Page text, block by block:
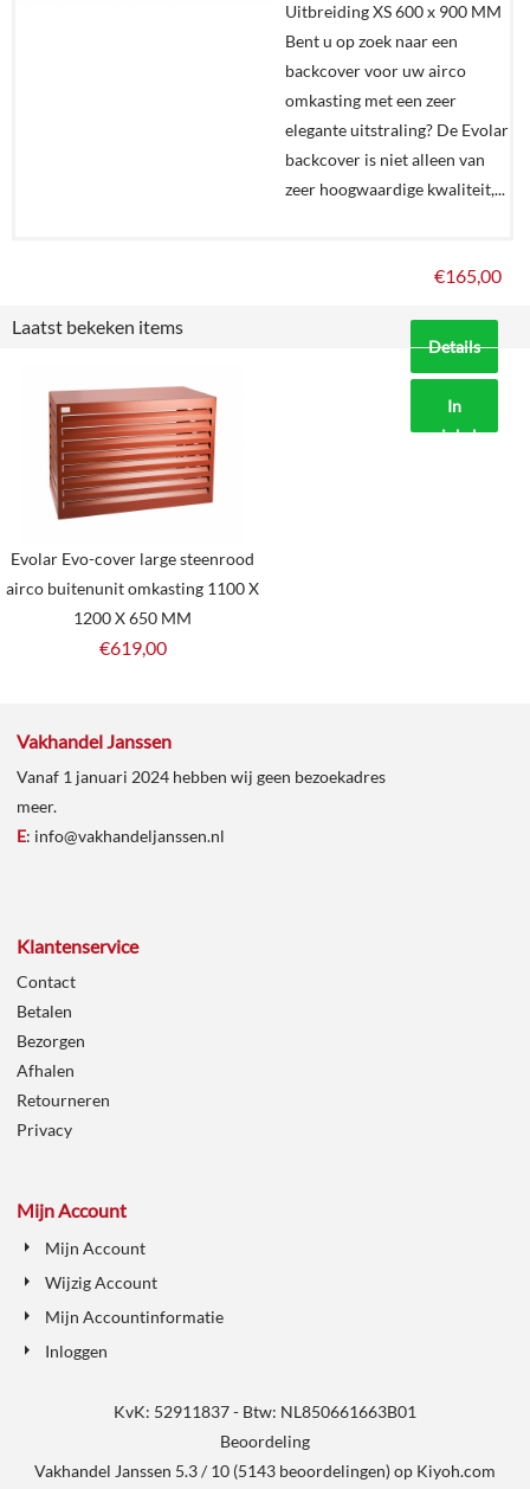
Uitbreiding XS 600 x 900 MM
Bent u op zoek naar een
backcover voor uw airco
omkasting met een zeer
elegante uitstraling? De Evolar
backcover is niet alleen van
zeer hoogwaardige kwaliteit,...
€165,00
Details
In
winkelmand
Laatst bekeken items
Evolar Evo-cover large steenrood
airco buitenunit omkasting 1100 X
1200 X 650 MM
€619,00
Vakhandel Janssen
Vanaf 1 januari 2024 hebben wij geen bezoekadres
meer.
E: info@vakhandeljanssen.nl
Klantenservice
Contact
Betalen
Bezorgen
Afhalen
Retourneren
Privacy
Mijn Account
Mijn Account
Wijzig Account
Mijn Accountinformatie
Inloggen
KvK: 52911837 - Btw: NL850661663B01
Beoordeling
Vakhandel Janssen 5.3/10 (5143 beoordelingen) op Kiyoh.com